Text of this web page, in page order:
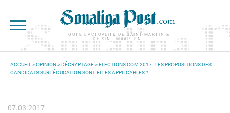
TOUTE L'ACTUALITÉ DE SAINT-MARTIN &
DE SINT MAARTEN
VOUS ÊTES ICI
ACCUEIL >OPINION>DÉCRYPTAGE> ELECTIONS COM 2017 : LES PROPOSITIONS DES
CANDIDATS SUR L'ÉDUCATION SONT-ELLES APPLICABLES ?
07.03.2017